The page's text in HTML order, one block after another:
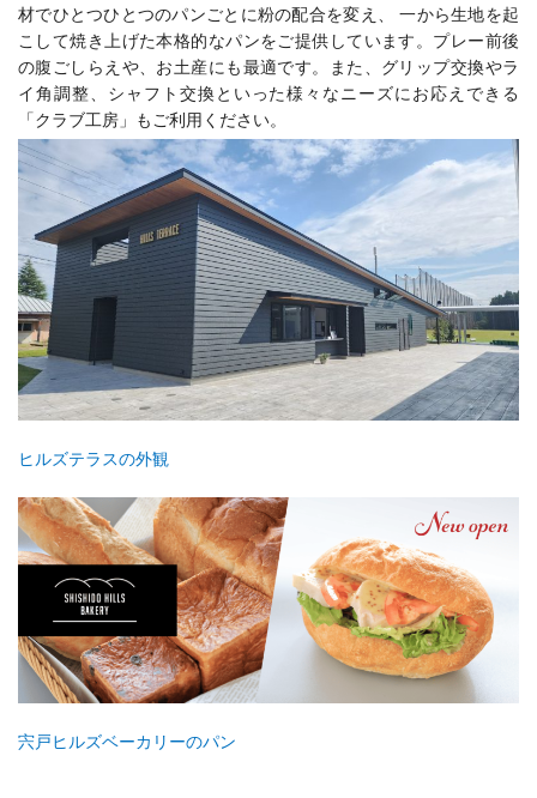
材でひとつひとつのパンごとに粉の配合を変え、 一から生地を起
こして焼き上げた本格的なパンをご提供しています。プレー前後
の腹ごしらえや、お土産にも最適です。また、グリップ交換やラ
イ角調整、シャフト交換といった様々なニーズにお応えできる
「クラブ工房」もご利用ください。
ヒルズテラスの外観
宍戸ヒルズベーカリーのパン